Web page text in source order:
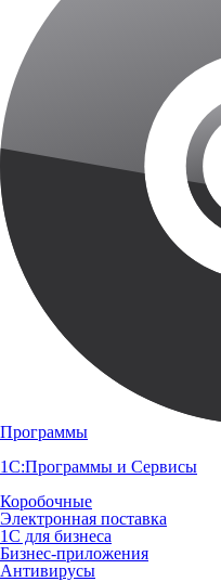
Программы
1С:Программы и Сервисы
Коробочные
Электронная поставка
1С для бизнеса
Бизнес-приложения
Антивирусы